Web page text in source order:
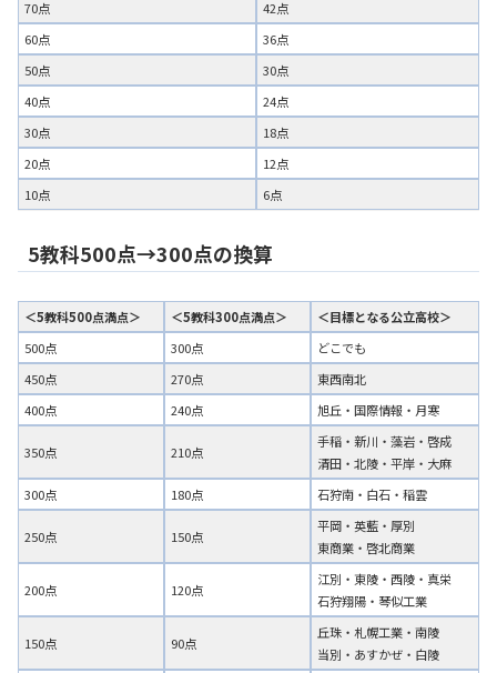
70点
42点
60点
36点
50点
30点
40点
24点
30点
18点
20点
12点
10点
6点
5教科500点→300点の換算
＜5教科500点満点＞ ＜5教科300点満点＞
＜目標となる公立高校＞
500点
300点
どこでも
450点
270点
東西南北
400点
240点 旭丘・国際情報・月寒
350点 210点
手稲・新川・藻岩・啓成
清田・北陵・平岸・大麻
300点
180点 石狩南・白石・稲雲
250点 150点
平岡・英藍・厚別
東商業・啓北商業
200点 120点
江別・東陵・西陵・真栄
石狩翔陽・琴似工業
150点 90点
丘珠・札幌工業・南陵
当別・あすかぜ・白陵